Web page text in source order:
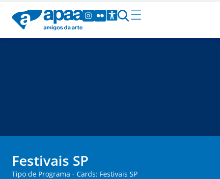
Festivais SP
Tipo de Programa - Cards: Festivais SP